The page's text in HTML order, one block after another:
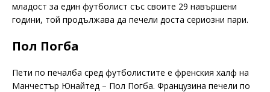
младост за един футболист със своите 29 навършени
години, той продължава да печели доста сериозни пари.
Пол Погба
Пети по печалба сред футболистите е френския халф на
Манчестър Юнайтед – Пол Погба. Французина печели по